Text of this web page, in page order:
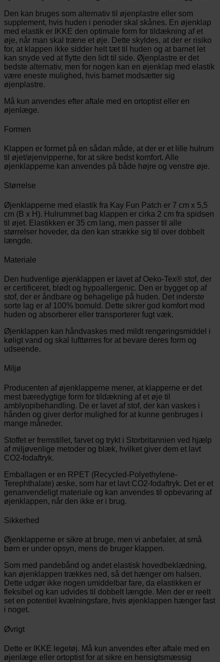
Den kan bruges som alternativ til øjenplastre eller som
supplement, hvis huden i perioder skal skånes. En øjenklap
med elastik er IKKE den optimale form for tildækning af et
øje, når man skal træne et øje. Dette skyldes, at der er risiko
for, at klappen ikke sidder helt tæt til huden og at barnet let
kan snyde ved at flytte den lidt til side. Øjenplastre er det
bedste alternativ, men for nogen kan en øjenklap med elastik
være eneste mulighed, hvis barnet modsætter sig
øjenplastre.
Må kun anvendes efter aftale med en ortoptist eller en
øjenlæge.
Formen
Klappen er formet på en sådan måde, at der er et lille hulrum
til øjet/øjenvipperne, for at sikre bedst komfort. Alle
øjenklapperne kan anvendes på både højre og venstre øje.
Størrelse
Øjenklapperne med elastik fra Kay Fun Patch er 7 cm x 5,5
cm (B x H). Hulrummet bag klappen er cirka 2 cm fra spidsen
til øjet. Elastikken er 35 cm lang, men passer til alle
størrelser hoveder, da den kan strække sig til over dobbelt
længde.
Materiale
Den hudvenlige øjenklappen er lavet af Oeko-Tex® stof, der
er certificeret, blødt og hypoallergenic. Den er bygget op af
stof, der er åndbare og behagelige på huden. Det inderste
sorte lag er af 100% bomuld. Dette sikrer god komfort mod
huden og absorberer eller transporterer fugt væk.
Øjenklappen kan håndvaskes med mildt rengøringsmiddel i
køligt vand og skal lufttørres for at bevare deres form og
udseende.
Miljø
Producenten af øjenklapperne mener, at klapperne er det
mest bæredygtige form for tildækning af et øje til
amblyopibehandling. De er lavet af stof, der kan vaskes i
hånden og giver derfor mulighed for at kunne genbruges i
mange måneder.
Stoffet er fremstillet, farvet og trykt i Storbritannien ved hjælp
af miljøvenlige metoder og blæk, hvilket giver dem et lavt
CO2-fodaftryk.
Emballagen er en RPET (Recycled-Polyethylene-
Terephthalate) æske, som har et lavt CO2-fodaftryk. Det er et
genanvendeligt materiale og kan anvendes til opbevaring af
øjenklappen, når den ikke er i brug.
Sikkerhed
Øjenklapperne er sikre at bruge, men vi anbefaler, at små
børn er under opsyn, mens de bruger klappen.
Som med pandebånd og andet elastisk hovedbeklædning,
kan øjenklappen trækkes ned, så det hænger om halsen.
Dette udgør ikke nogen umiddelbar fare, da elastikken er
fleksibel og kan udvides til dobbelt længde. Men der er reelt
set en potentiel kvælningsfare, hvis øjenklappen hænger fast
i noget.
Øvrigt
Dette er IKKE legetøj. Må kun anvendes efter aftale med en
øjenlæge eller ortoptist for at sikre en hensigtsmæssig